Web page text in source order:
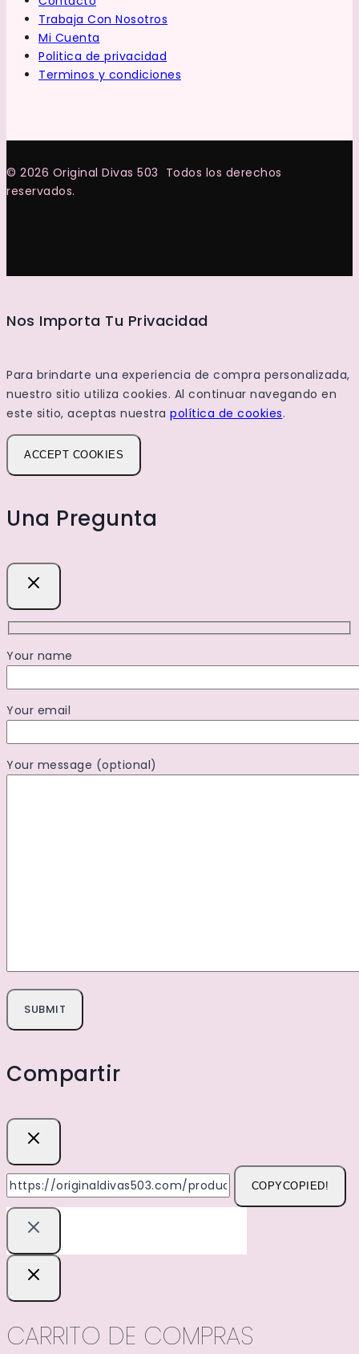
Trabaja Con Nosotros
Mi Cuenta
Politica de privacidad
Terminos y condiciones
© 2026 Original Divas 503 Todos los derechos
reservados.
Nos Importa Tu Privacidad
Para brindarte una experiencia de compra personalizada,
nuestro sitio utiliza cookies. Al continuar navegando en
este sitio, aceptas nuestra política de cookies.
ACCEPT COOKIES
Una Pregunta
Your name
Your email
Your message (optional)
Compartir
COPYCOPIED!
CARRITO DE COMPRAS